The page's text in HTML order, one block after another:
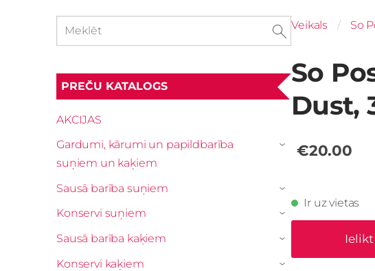
PREČU KATALOGS
AKCIJAS
Gardumi, kārumi un papildbarība
suņiem un kaķiem
›
Sausā barība suņiem ›
Konservi suņiem ›
Sausā barība kaķiem ›
Konservi kaķiem ›
Veikals So
So
Dust,
€20.00
Ir uz vietas